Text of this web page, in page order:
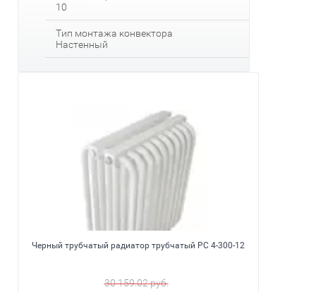
10
Тип монтажа конвектора
Настенный
Черный трубчатый радиатор трубчатый РС 4-300-12
30 159.02руб.